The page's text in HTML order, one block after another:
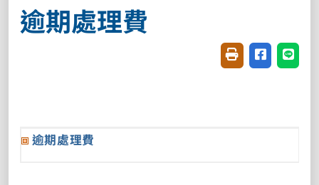
逾期處理費
友善列印(開新視
分享至臉書
分享
逾期處理費